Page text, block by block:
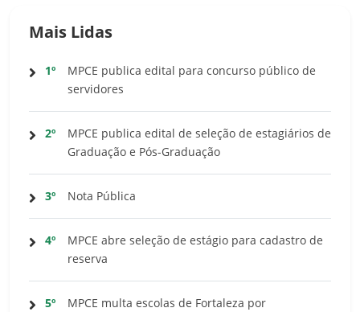
Mais Lidas
1º
MPCE publica edital para concurso público de
servidores
2º
MPCE publica edital de seleção de estagiários de
Graduação e Pós-Graduação
3º Nota Pública
4º
MPCE abre seleção de estágio para cadastro de
reserva
5º
MPCE multa escolas de Fortaleza por